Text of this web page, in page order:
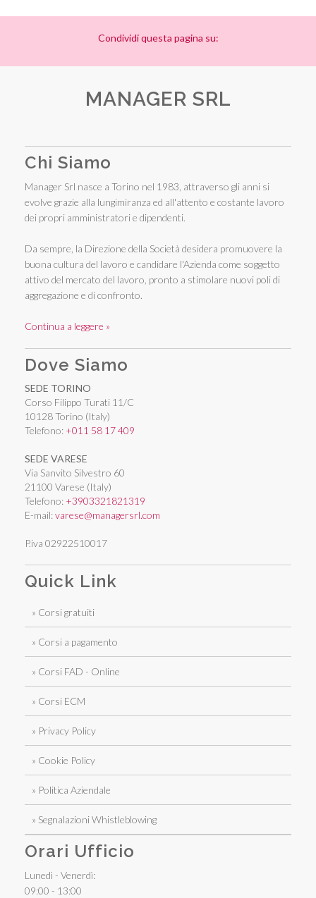
Condividi questa pagina su:
MANAGER SRL
Chi Siamo
Manager Srl nasce a Torino nel 1983, attraverso gli anni si
evolve grazie alla lungimiranza ed all'attento e costante lavoro
dei propri amministratori e dipendenti.
Da sempre, la Direzione della Società desidera promuovere la
buona cultura del lavoro e candidare l'Azienda come soggetto
attivo del mercato del lavoro, pronto a stimolare nuovi poli di
aggregazione e di confronto.
Continua a leggere »
Dove Siamo
SEDE TORINO
Corso Filippo Turati 11/C
10128 Torino (Italy)
Telefono: +011 58 17 409
SEDE VARESE
Via Sanvito Silvestro 60
21100 Varese (Italy)
Telefono: +3903321821319
E-mail:varese@managersrl.com
P.iva 02922510017
Quick Link
» Corsi gratuiti
» Corsi a pagamento
» Corsi FAD - Online
» Corsi ECM
» Privacy Policy
» Cookie Policy
» Politica Aziendale
» Segnalazioni Whistleblowing
Orari Ufficio
Lunedì - Venerdì:
09:00 - 13:00